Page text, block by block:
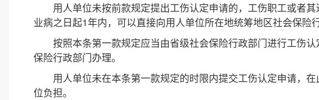
用人单位未按前款规定提出工伤认定申请的，工伤职工或者
业病之日起1年内，可以直接向用人单位所在地统筹地区社会保险
按照本条第一款规定应当由省级社会保险行政部门进行工伤
保险行政部门办理。
用人单位未在本条第一款规定的时限内提交工伤认定申请，
位负担。